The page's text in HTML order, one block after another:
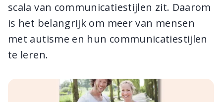
scala van communicatiestijlen zit. Daarom
is het belangrijk om meer van mensen
met autisme en hun communicatiestijlen
te leren.